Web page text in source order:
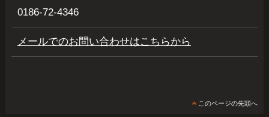
0186-72-4346
メールでのお問い合わせはこちらから
このページの先頭へ